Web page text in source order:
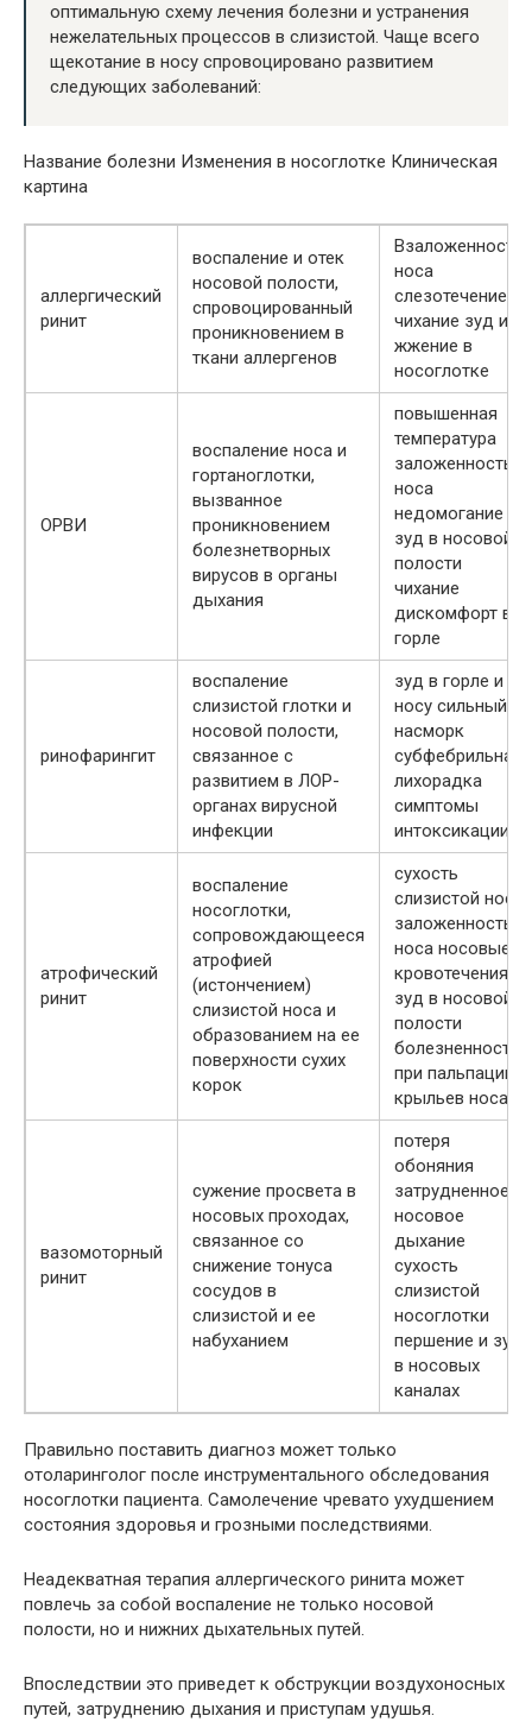
оптимальную схему лечения болезни и устранения
нежелательных процессов в слизистой. Чаще всего
щекотание в носу спровоцировано развитием
следующих заболеваний:
Название болезни Изменения в носоглотке Клиническая
картина
аллергический
ринит
воспаление и отек
носовой полости,
спровоцированный
проникновением в
ткани аллергенов
Взаложенность
носа
слезотечение
чихание зуд и
жжение в
носоглотке
ОРВИ
воспаление носа и
гортаноглотки,
вызванное
проникновением
болезнетворных
вирусов в органы
дыхания
повышенная
температура
заложенность
носа
недомогание
зуд в носовой
полости
чихание
дискомфорт в
горле
ринофарингит
воспаление
слизистой глотки и
носовой полости,
связанное с
развитием в ЛОР-
органах вирусной
инфекции
зуд в горле и
носу сильный
насморк
субфебрильная
лихорадка
симптомы
интоксикации
атрофический
ринит
воспаление
носоглотки,
сопровождающееся
атрофией
(истончением)
слизистой носа и
образованием на ее
поверхности сухих
корок
сухость
слизистой носа
заложенность
носа носовые
кровотечения
зуд в носовой
полости
болезненность
при пальпации
крыльев носа
вазомоторный
ринит
сужение просвета в
носовых проходах,
связанное со
снижение тонуса
сосудов в
слизистой и ее
набуханием
потеря
обоняния
затрудненное
носовое
дыхание
сухость
слизистой
носоглотки
першение и зуд
в носовых
каналах
Правильно поставить диагноз может только
отоларинголог после инструментального обследования
носоглотки пациента. Самолечение чревато ухудшением
состояния здоровья и грозными последствиями.
Неадекватная терапия аллергического ринита может
повлечь за собой воспаление не только носовой
полости, но и нижних дыхательных путей.
Впоследствии это приведет к обструкции воздухоносных
путей, затруднению дыхания и приступам удушья.